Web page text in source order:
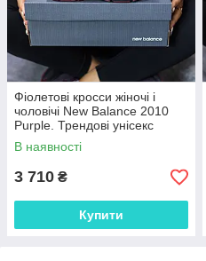
Фіолетові кросси жіночі і
чоловічі New Balance 2010
Purple. Трендові унісекс
кроссівки Нью Беленс 2010.
В наявності
3 710 ₴
Купити